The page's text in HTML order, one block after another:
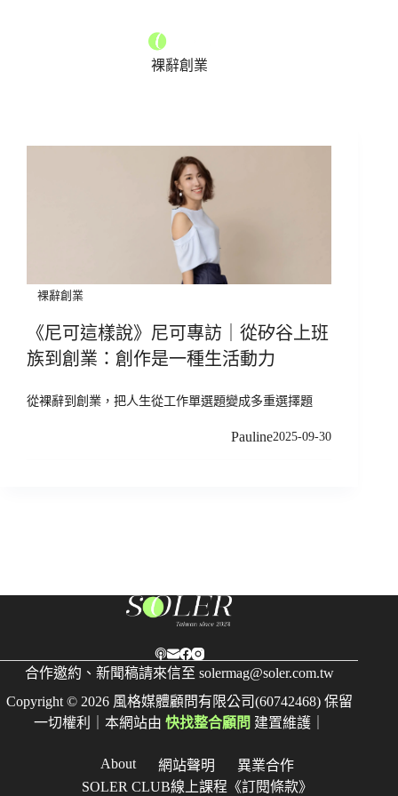
裸辭創業
裸辭創業
《尼可這樣說》尼可專訪｜從矽谷上班
族到創業：創作是一種生活動力
從裸辭到創業，把人生從工作單選題變成多重選擇題
Pauline2025-09-30
合作邀約、新聞稿請來信至 solermag@soler.com.tw
Copyright © 2026 風格媒體顧問有限公司(60742468) 保留
一切權利｜本網站由 快找整合顧問 建置維護｜
About 網站聲明
異業合作
SOLER CLUB線上課程《訂閱條款》